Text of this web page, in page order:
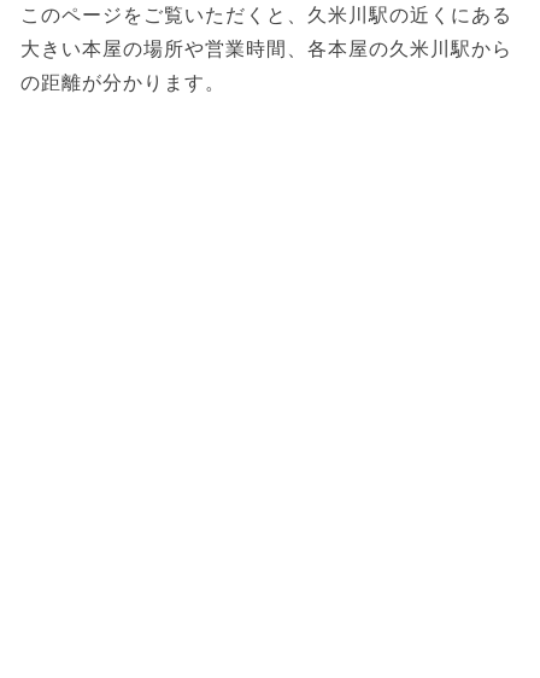
このページをご覧いただくと、久米川駅の近くにある
大きい本屋の場所や営業時間、各本屋の久米川駅から
の距離が分かります。